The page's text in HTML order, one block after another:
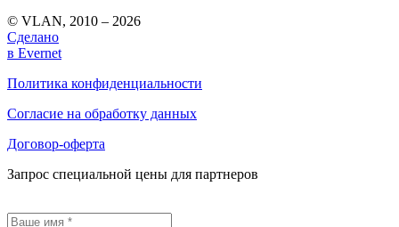
© VLAN, 2010 – 2026
Сделано
в Evernet
Политика конфиденциальности
Согласие на обработку данных
Договор-оферта
Запрос специальной цены для партнеров